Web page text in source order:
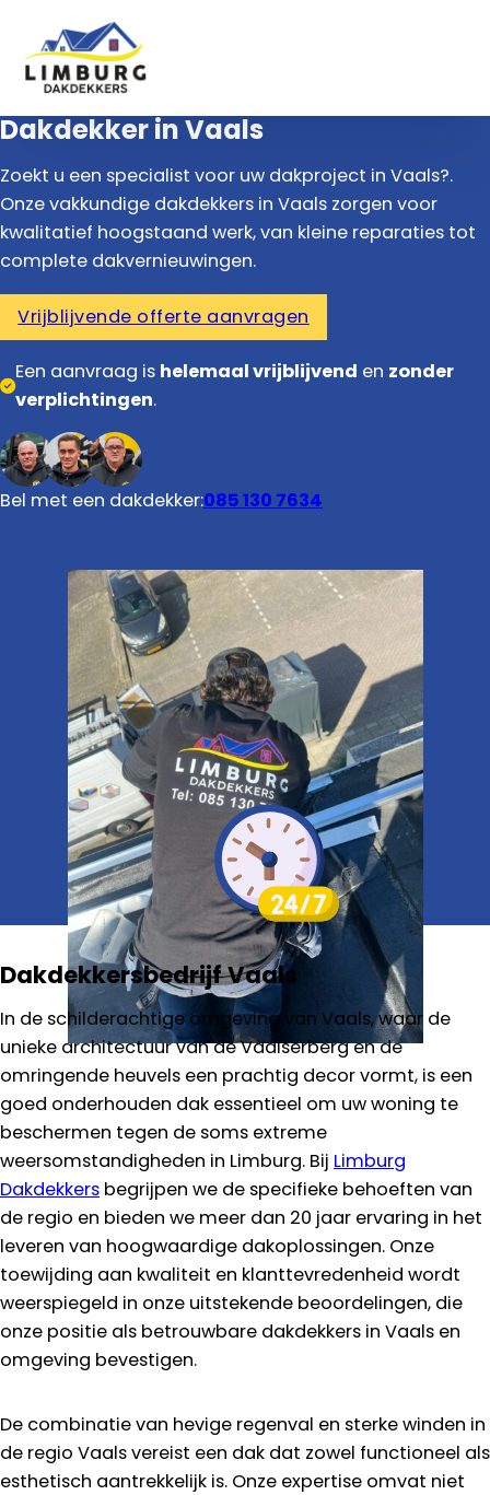
Dakdekker in Vaals
Zoekt u een specialist voor uw dakproject in Vaals?.
Onze vakkundige dakdekkers in Vaals zorgen voor
kwalitatief hoogstaand werk, van kleine reparaties tot
complete dakvernieuwingen.
Vrijblijvende offerte aanvragen
Een aanvraag is helemaal vrijblijvend en zonder
verplichtingen.
Bel met een dakdekker:085 130 7634
Dakdekkersbedrijf Vaals
In de schilderachtige omgeving van Vaals, waar de
unieke architectuur van de Vaalserberg en de
omringende heuvels een prachtig decor vormt, is een
goed onderhouden dak essentieel om uw woning te
beschermen tegen de soms extreme
weersomstandigheden in Limburg. Bij Limburg
Dakdekkers begrijpen we de specifieke behoeften van
de regio en bieden we meer dan 20 jaar ervaring in het
leveren van hoogwaardige dakoplossingen. Onze
toewijding aan kwaliteit en klanttevredenheid wordt
weerspiegeld in onze uitstekende beoordelingen, die
onze positie als betrouwbare dakdekkers in Vaals en
omgeving bevestigen.
De combinatie van hevige regenval en sterke winden in
de regio Vaals vereist een dak dat zowel functioneel als
esthetisch aantrekkelijk is. Onze expertise omvat niet